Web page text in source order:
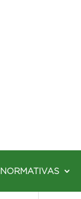
NORMATIVAS